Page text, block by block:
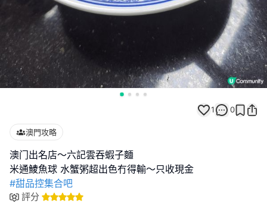
1 0
澳門攻略
澳门出名店～六記雲吞蝦子麵
#甜品控集合吧
評分